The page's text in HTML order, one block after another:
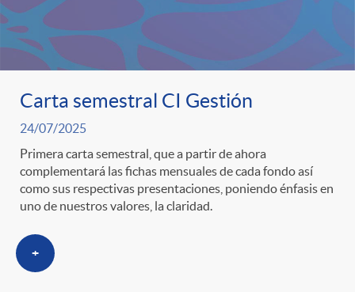
Carta semestral CI Gestión
24/07/2025
Primera carta semestral, que a partir de ahora
complementará las fichas mensuales de cada fondo así
como sus respectivas presentaciones, poniendo énfasis en
uno de nuestros valores, la claridad.
+